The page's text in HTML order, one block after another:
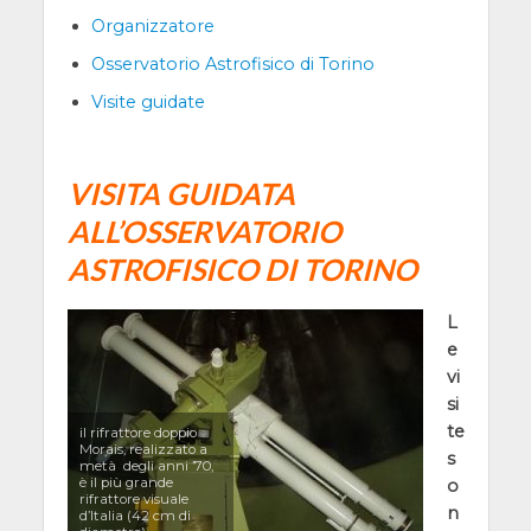
Organizzatore
Osservatorio Astrofisico di Torino
Visite guidate
VISITA GUIDATA
ALL’OSSERVATORIO
ASTROFISICO DI TORINO
il rifrattore doppio
Morais, realizzato a
metà degli anni ’70,
è il più grande
rifrattore visuale
d’Italia (42 cm di
L
e
vi
si
te
s
o
n